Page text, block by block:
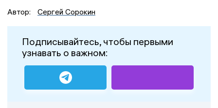
Автор:
Сергей Сорокин
Подписывайтесь, чтобы первыми
узнавать о важном: